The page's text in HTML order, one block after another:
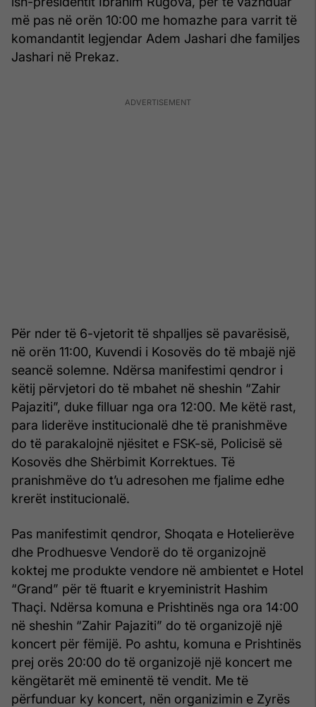
më pas në orën 10:00 me homazhe para varrit të
komandantit legjendar Adem Jashari dhe familjes
Jashari në Prekaz.
Për nder të 6-vjetorit të shpalljes së pavarësisë,
në orën 11:00, Kuvendi i Kosovës do të mbajë një
seancë solemne. Ndërsa manifestimi qendror i
këtij përvjetori do të mbahet në sheshin “Zahir
Pajaziti”, duke filluar nga ora 12:00. Me këtë rast,
para liderëve institucionalë dhe të pranishmëve
do të parakalojnë njësitet e FSK-së, Policisë së
Kosovës dhe Shërbimit Korrektues. Të
pranishmëve do t’u adresohen me fjalime edhe
krerët institucionalë.
Pas manifestimit qendror, Shoqata e Hotelierëve
dhe Prodhuesve Vendorë do të organizojnë
koktej me produkte vendore në ambientet e Hotel
“Grand” për të ftuarit e kryeministrit Hashim
Thaçi. Ndërsa komuna e Prishtinës nga ora 14:00
në sheshin “Zahir Pajaziti” do të organizojë një
koncert për fëmijë. Po ashtu, komuna e Prishtinës
prej orës 20:00 do të organizojë një koncert me
këngëtarët më eminentë të vendit. Me të
përfunduar ky koncert, nën organizimin e Zyrës